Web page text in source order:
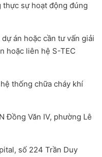
thực sự hoạt động đúng
án hoặc cần tư vấn giải
hoặc liên hệ S-TEC
thống chữa cháy khí
Đồng Văn IV, phường Lê
số 224 Trần Duy